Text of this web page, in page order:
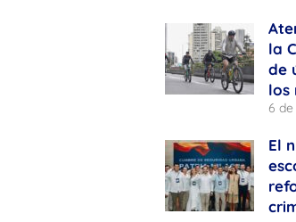
la
de
los
6
El